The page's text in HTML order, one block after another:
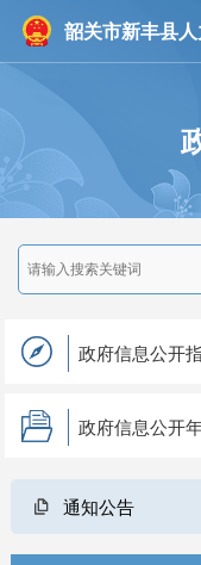
韶关市新丰县
政府信息公开
政府信息公开
通知公告